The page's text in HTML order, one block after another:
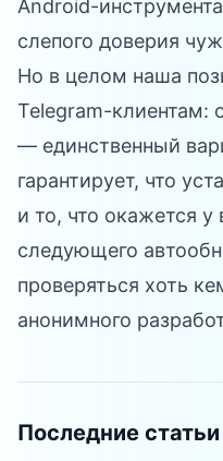
Android-
слепого доверия
Но в целом наша
Telegram-клиентам:
— единственный
гарантирует, что
и то, что окажется у
следующего
проверяться хоть
анонимного
Последние статьи